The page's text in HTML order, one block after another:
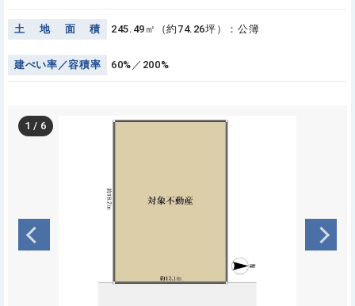
土 地 面 積 245.49㎡（約74.26坪）：公簿
建ぺい率 ／容積率 60%／200%
1 / 6